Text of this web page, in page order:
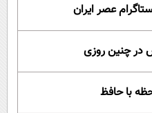
عصر ایران
با حافظ